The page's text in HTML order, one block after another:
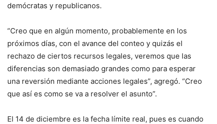
demócratas y republicanos.
“Creo que en algún momento, probablemente en los
próximos días, con el avance del conteo y quizás el
rechazo de ciertos recursos legales, veremos que las
diferencias son demasiado grandes como para esperar
una reversión mediante acciones legales”, agregó. “Creo
que así es como se va a resolver el asunto”.
El 14 de diciembre es la fecha límite real, pues es cuando